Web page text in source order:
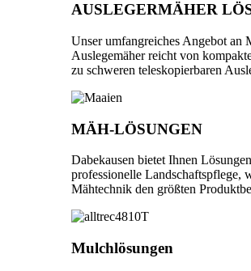
AUSLEGERMÄHER
Unser umfangreiches Angebot an
Auslegemäher reicht von
zu schweren teleskopierbaren
MÄH-LÖSUNGEN
Dabekausen bietet Ihnen
professionelle Landschaftspflege,
Mähtechnik den größten
Mulchlösungen